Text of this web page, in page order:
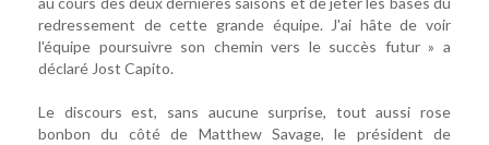
redressement de cette grande équipe. J'ai hâte de voir
l'équipe poursuivre son chemin vers le succès futur » a
déclaré Jost Capito.
Le discours est, sans aucune surprise, tout aussi rose
bonbon du côté de Matthew Savage, le président de